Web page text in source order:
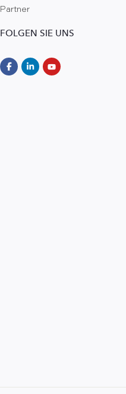
Partner
FOLGEN SIE UNS